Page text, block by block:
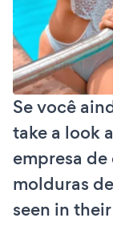
Se você
take a look
empresa
molduras
seen in